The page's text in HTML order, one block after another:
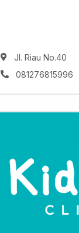
Jl. Riau No.40
081276815996